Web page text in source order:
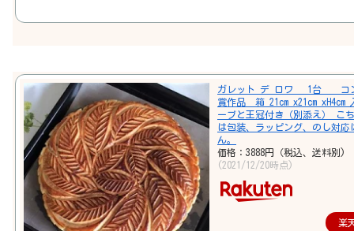
ガレット デ ロワ 1台 コン
賞作品 箱 21cm x21cm
ーブと王冠付き（別添え） こ
は包装、ラッピング、のし対応
ん。
価格：3888円（税込、送料別)
(2021/12/20時点)
楽